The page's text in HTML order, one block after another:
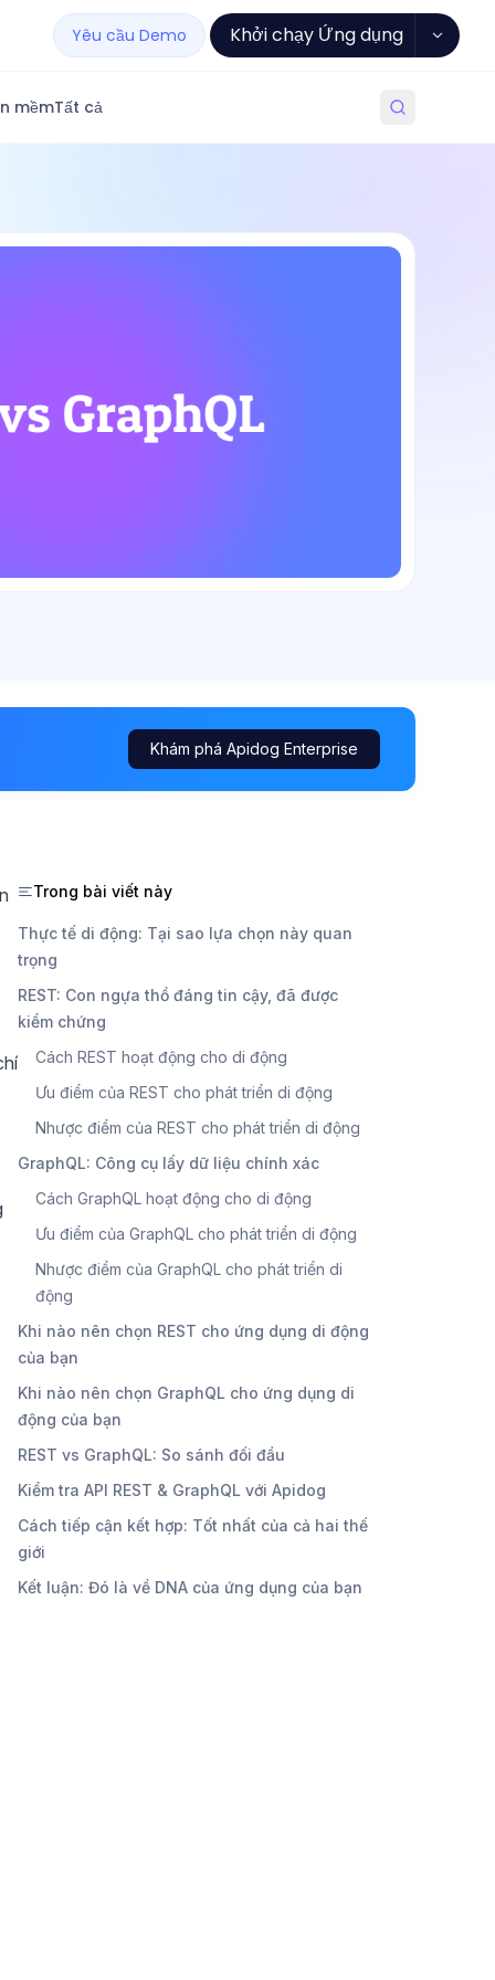
Yêu cầu Demo Khởi chạy Ứng dụng
mềmTất cả
Khám phá Apidog Enterprise
Trong bài viết này
Thực tế di động: Tại sao lựa chọn này quan
trọng
REST: Con ngựa thồ đáng tin cậy, đã được
kiểm chứng
Cách REST hoạt động cho di động
Ưu điểm của REST cho phát triển di động
Nhược điểm của REST cho phát triển di động
GraphQL: Công cụ lấy dữ liệu chính xác
Cách GraphQL hoạt động cho di động
Ưu điểm của GraphQL cho phát triển di động
Nhược điểm của GraphQL cho phát triển di
động
Khi nào nên chọn REST cho ứng dụng di động
của bạn
Khi nào nên chọn GraphQL cho ứng dụng di
động của bạn
REST vs GraphQL: So sánh đối đầu
Kiểm tra API REST & GraphQL với Apidog
Cách tiếp cận kết hợp: Tốt nhất của cả hai thế
giới
Kết luận: Đó là về DNA của ứng dụng của bạn